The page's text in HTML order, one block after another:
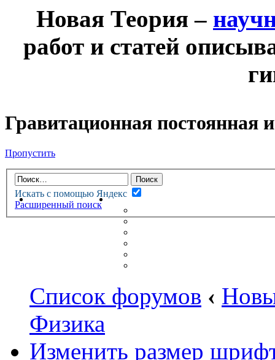
Новая Теория –
работ и статей
Гравитационная постоянная
Пропустить
Искать с помощью Яндекс
Расширенный поиск
НОВАЯ ТЕОРИЯФОРУМ
НЕПРОЧИТАННЫЕ
Список форумов ‹
Физика
Изменить размер